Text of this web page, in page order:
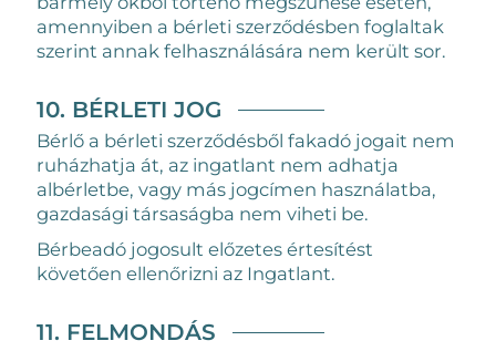
amennyiben a bérleti szerződésben foglaltak
szerint annak felhasználására nem került sor.
10. BÉRLETI JOG
Bérlő a bérleti szerződésből fakadó jogait nem
ruházhatja át, az ingatlant nem adhatja
albérletbe, vagy más jogcímen használatba,
gazdasági társaságba nem viheti be.
Bérbeadó jogosult előzetes értesítést
követően ellenőrizni az Ingatlant.
11. FELMONDÁS